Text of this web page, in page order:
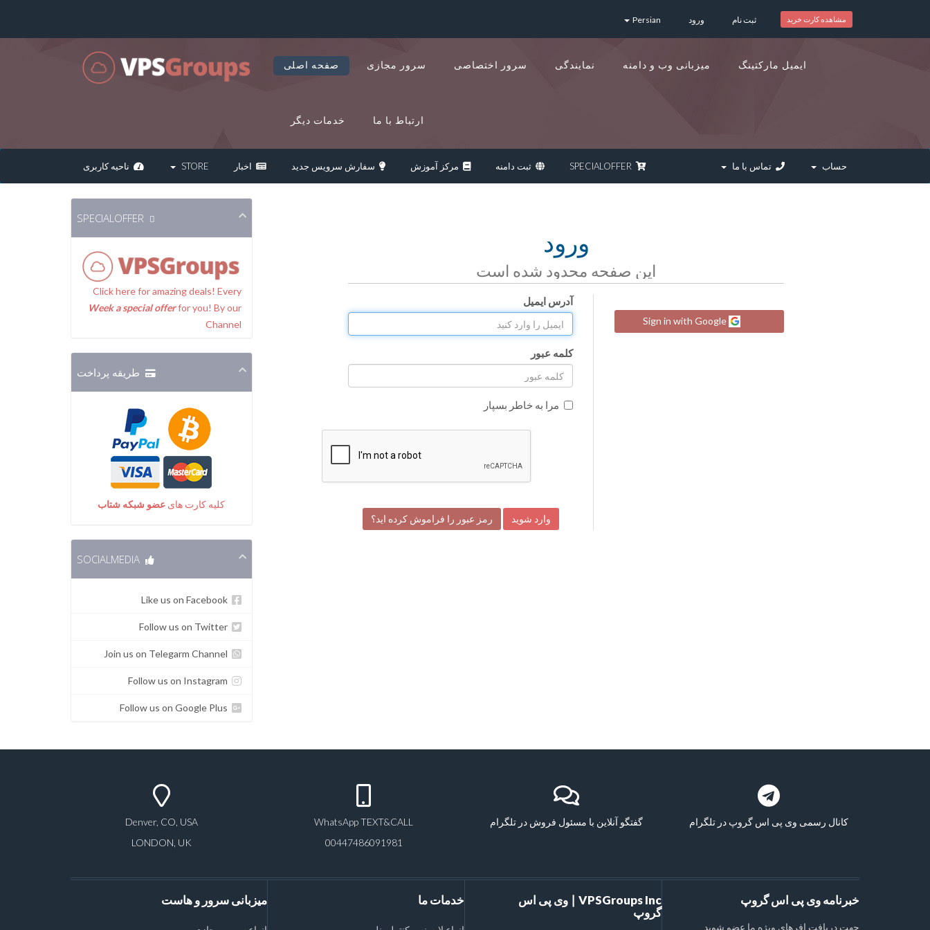
Persian ورود ثبت نام مشاهده کارت خرید
صفحه اصلی سرور مجازی سرور اختصاصی نمایندگی میزبانی وب و دامنه ایمیل مارکتینگ
خدمات دیگر ارتباط با ما
ناحیه کاربری STORE اخبار سفارش سرویس جدید مرکز آموزش ثبت دامنه SPECIALOFFER تماس با ما حساب
ورود
این صفحه محدود شده است
آدرس ایمیل
کلمه عبور
مرا به خاطر بسپار
رمز عبور را فراموش کرده اید؟
Click here for amazing deals! Every
Week a special offerfor you! By our
Channel
طریقه پرداخت
کلیه کارت های عضو شبکه شتاب
Like us on Facebook
Follow us on Twitter
Denver, CO, USA
LONDON, UK
WhatsApp TEXT&CALL
00447486091981
گفتگو آنلاین با مسئول فروش در تلگرام کانال رسمی وی پی اس گروپ در تلگرام
میزبانی سرور و هاست خدمات ما
VPSGroups Inc ∣ وی پی اس
گروپ
خبرنامه وی پی اس گروپ
جهت دریافت افرهای ویژه ما عضو شوید